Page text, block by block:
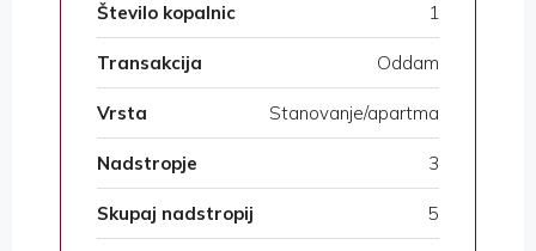
Število kopalnic 1
Transakcija Oddam
Vrsta Stanovanje/apartma
Nadstropje 3
Skupaj nadstropij 5